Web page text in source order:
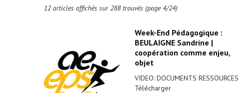
12 articles affichés sur 288 trouvés (page 4/24)
Week-End Pédagogique :
BEULAIGNE Sandrine |
coopération comme enjeu,
objet
VIDEO: DOCUMENTS RESSOURCES
Télécharger